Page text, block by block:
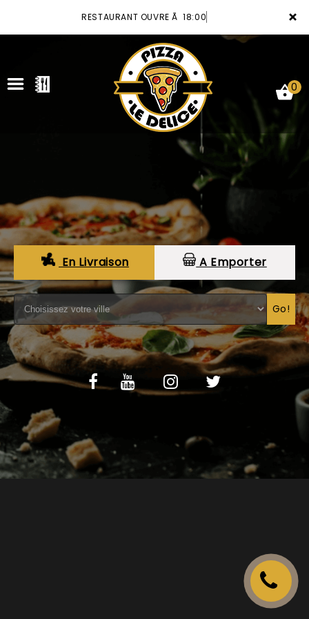
×
RESTAURANT OUVRE Ã 18:00
VOTRE COMPTE
NOTRE RESTAURANT
VOS AVIS
MENTIONS LÉGALES
C.G.V
0
En Livraison A Emporter
Go!